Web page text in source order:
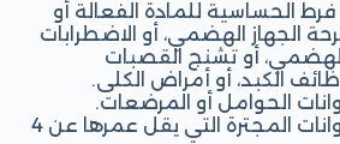
الحساسية للمادة الفعالة أو
الجهاز الهضمي، أو الاضطرابات
الهضمي، أو تشنج القصبات
الكبد، أو أمراض الكلى.
الحوامل أو المرضعات.
لا يُستخدم في الحيوانات المجترة التي يقل عمرها عن 4